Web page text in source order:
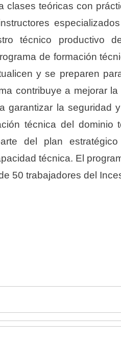
clases teóricas con
técnico productivo
de formación
y se preparen
contribuye a mejorar
garantizar la seguridad
técnica del dominio
del plan
técnica. El
50 trabajadores del